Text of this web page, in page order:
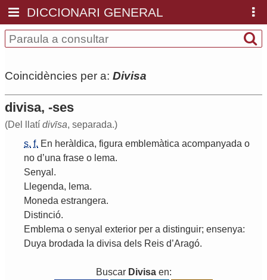
DICCIONARI GENERAL
Coincidències per a: Divisa
divisa, -ses
(Del llatí divīsa, separada.)
s. f. En heràldica, figura emblemàtica acompanyada o
no d’una frase o lema.
Senyal .
Llegenda, lema.
Moneda estrangera.
Distinció.
Emblema o senyal exterior per a distinguir; ensenya:
Duya brodada la divisa dels Reis d’Aragó.
Buscar Divisaen: